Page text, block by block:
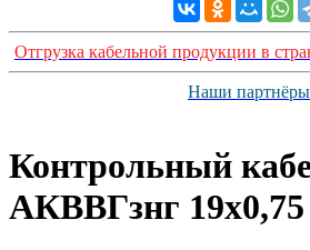
Отгрузка кабельной продукции в
Наши партнёры
Контрольный
AКВВГзнг 19х0,75